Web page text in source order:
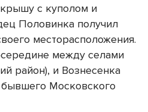
с куполом и
Половинка получил
месторасположения.
между селами
район), и Вознесенка
Московского